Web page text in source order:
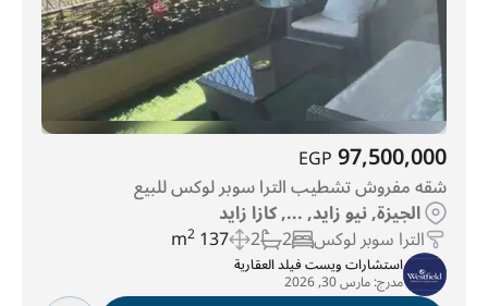
97,500,000
EGP
شقه مفروش تشطيب الترا سوبر لوكس للبيع
الجيزة, نيو زايد, ..., كازا زايد
الترا سوبر لوكس 2
2
137 m
2
استشارات ويست فيلد العقارية
مدرج:مارس 30, 2026